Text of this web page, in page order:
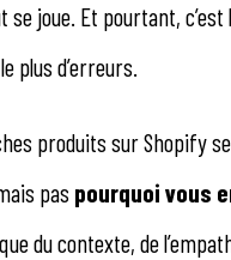
se joue. Et pourtant, c’est
plus d’erreurs.
produits sur Shopify
pas pourquoi vous
du contexte, de